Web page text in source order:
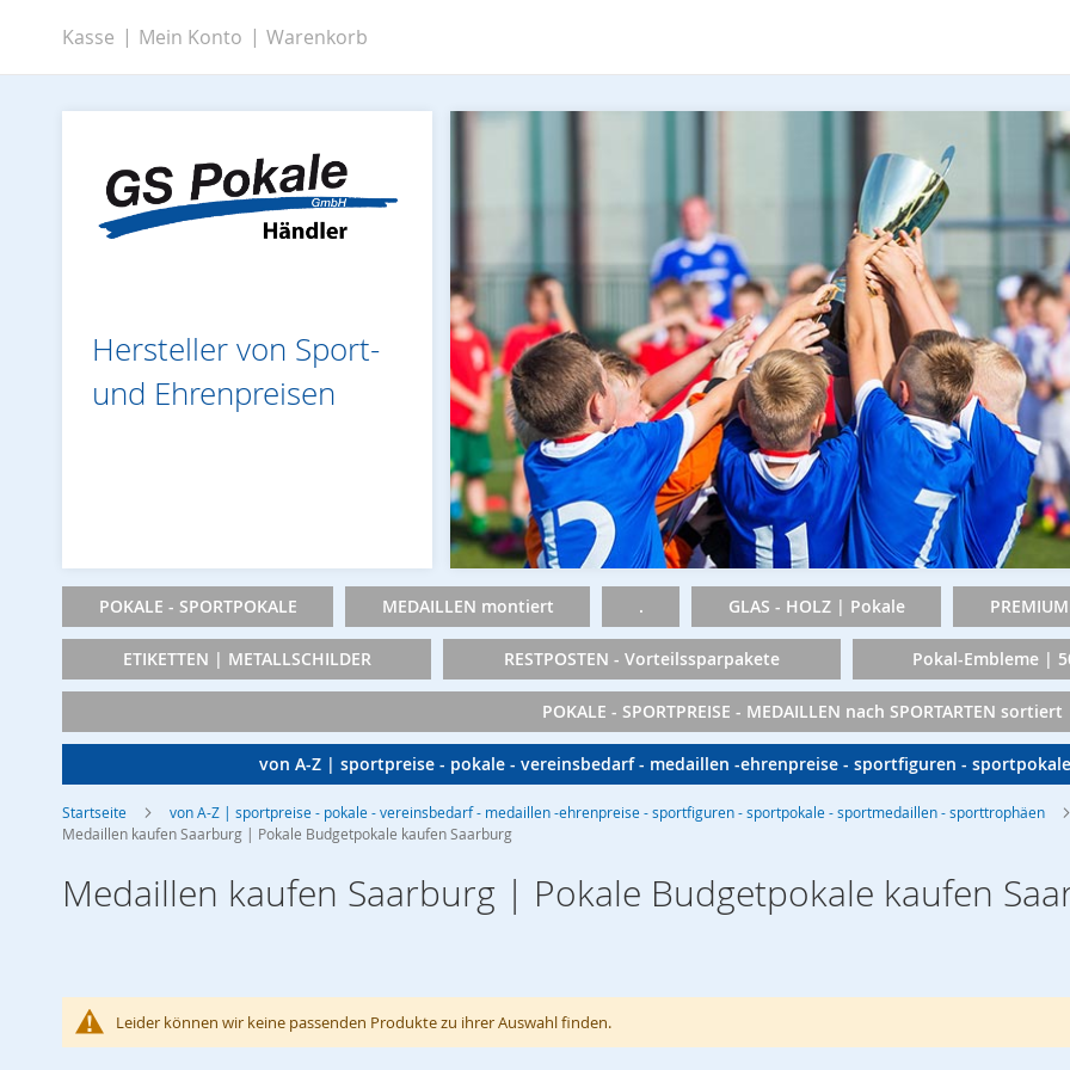
Zum
Inhalt
springen
Kasse Mein Konto Warenkorb
Hersteller von Sport-
und Ehrenpreisen
POKALE - SPORTPOKALE MEDAILLEN montiert . GLAS - HOLZ | Pokale
ETIKETTEN | METALLSCHILDER RESTPOSTEN - Vorteilssparpakete Pokal-Embleme |
POKALE - SPORTPREISE - MEDAILLEN nach SPORTARTEN sortiert
von A-Z | sportpreise - pokale - vereinsbedarf - medaillen -ehrenpreise - sportfiguren -
Startseite von A-Z | sportpreise - pokale - vereinsbedarf - medaillen -ehrenpreise - sportfiguren - sportpokale - sportmedaillen - sporttrophäen
Medaillen kaufen Saarburg | Pokale Budgetpokale kaufen Saarburg
Medaillen kaufen Saarburg | Pokale Budgetpokale kaufen
Leider können wir keine passenden Produkte zu ihrer Auswahl finden.